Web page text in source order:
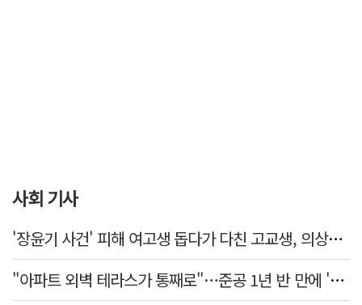
사회 기사
'장윤기 사건' 피해 여고생 돕다가 다친 고교생, 의상자 인정
"아파트 외벽 테라스가 통째로"…준공 1년 반 만에 '아찔 사고'